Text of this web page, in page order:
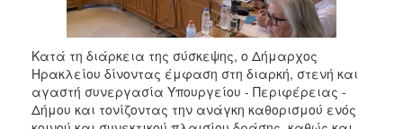
ΕΠΙΣΚΕΠΤΗΣ
ΗΡΑΚΛΕΙΟ
Κατά τη διάρκεια της σύσκεψης, ο Δήμαρχος
Ηρακλείου δίνοντας έμφαση στη διαρκή, στενή και
αγαστή συνεργασία Υπουργείου - Περιφέρειας -
Δήμου και τονίζοντας την ανάγκη καθορισμού ενός